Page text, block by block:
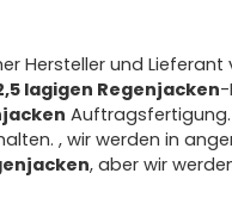
Hersteller und Lieferant
lagigen Regenjacken-
Auftragsfertigung.
, wir werden in
, aber wir